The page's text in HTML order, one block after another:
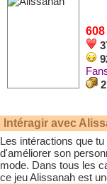
608
Intéragir avec
Les intéractions que
d'améliorer son
mode. Dans tous les
ce jeuAlissanah est